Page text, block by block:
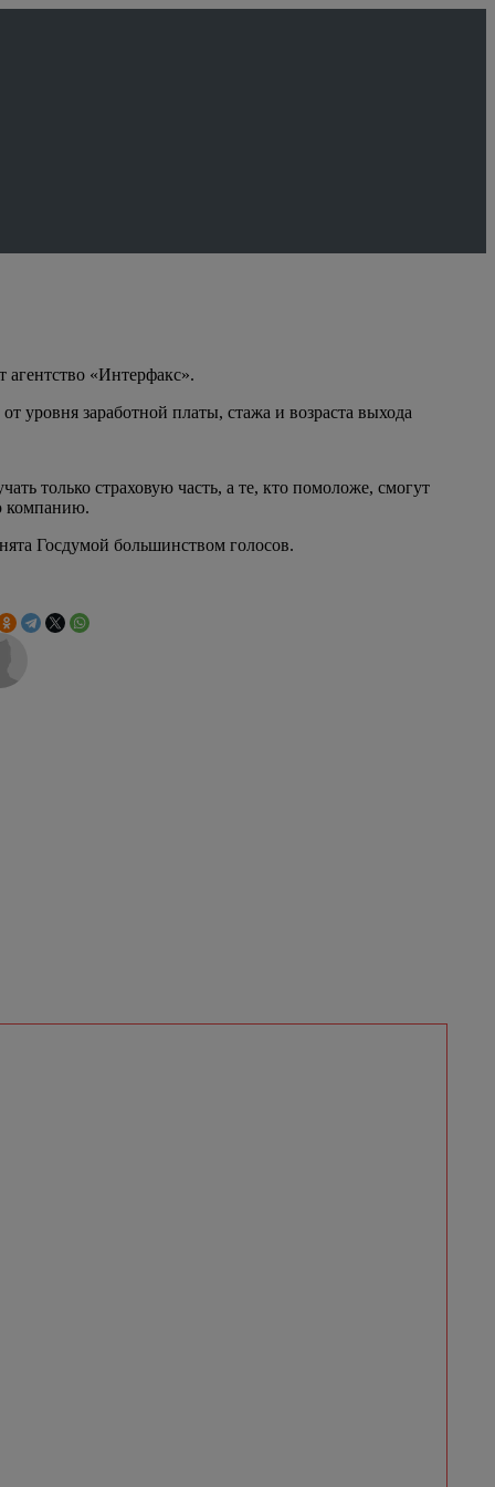
«Интерфакс».
уровня заработной платы, стажа и возраста выхода
только страховую часть, а те, кто помоложе, смогут
компанию.
Госдумой большинством голосов.